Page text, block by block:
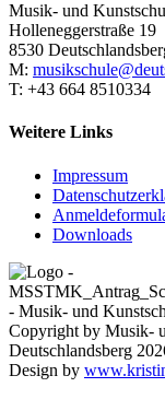
Musik- und
Holleneggerstraße 19
8530
M:
T: +43 664 8510334
Weitere Links
Impressum
Downloads
Copyright by Musik-
Deutschlandsberg
Design by